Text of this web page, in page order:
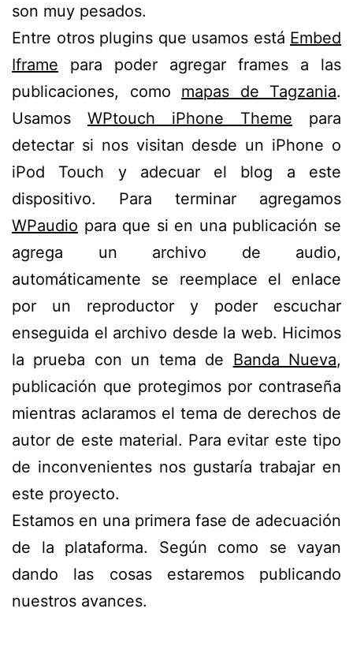
son muy pesados.
Entre otros plugins que usamos está Embed
Iframe para poder agregar frames a las
publicaciones, como mapas de Tagzania.
Usamos WPtouch iPhone Theme para
detectar si nos visitan desde un iPhone o
iPod Touch y adecuar el blog a este
dispositivo. Para terminar agregamos
WPaudio para que si en una publicación se
agrega un archivo de audio,
automáticamente se reemplace el enlace
por un reproductor y poder escuchar
enseguida el archivo desde la web. Hicimos
la prueba con un tema de Banda Nueva,
publicación que protegimos por contraseña
mientras aclaramos el tema de derechos de
autor de este material. Para evitar este tipo
de inconvenientes nos gustaría trabajar en
este proyecto.
Estamos en una primera fase de adecuación
de la plataforma. Según como se vayan
dando las cosas estaremos publicando
nuestros avances.